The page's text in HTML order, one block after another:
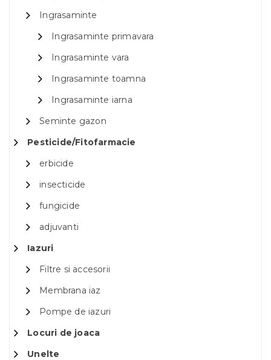
Ingrasaminte
Ingrasaminte primavara
Ingrasaminte vara
Ingrasaminte toamna
Ingrasaminte iarna
Seminte gazon
Pesticide/Fitofarmacie
erbicide
insecticide
fungicide
adjuvanti
Iazuri
Filtre si accesorii
Membrana iaz
Pompe de iazuri
Locuri de joaca
Unelte